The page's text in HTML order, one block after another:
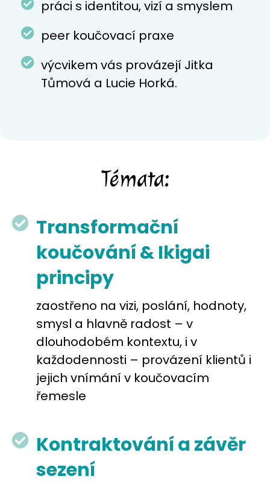
práci s identitou, vizí a smyslem
peer koučovací praxe
výcvikem vás provázejí Jitka
Tůmová a Lucie Horká.
Témata:
Transformační
koučování & Ikigai
principy
zaostřeno na vizi, poslání, hodnoty,
smysl a hlavně radost – v
dlouhodobém kontextu, i v
každodennosti – provázení klientů i
jejich vnímání v koučovacím
řemesle
Kontraktování a závěr
sezení